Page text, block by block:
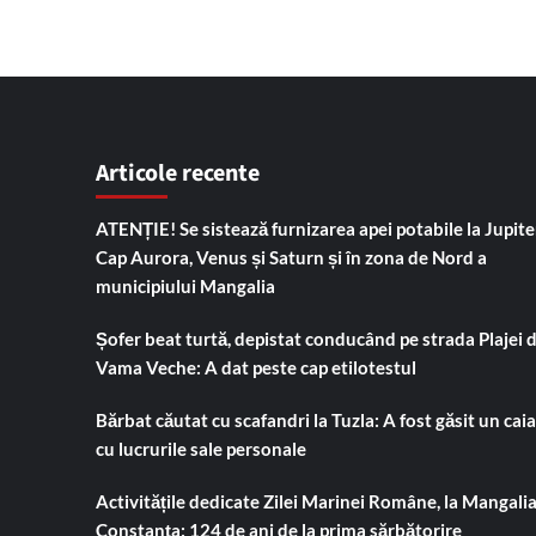
Articole recente
ATENȚIE! Se sistează furnizarea apei potabile la
Cap Aurora, Venus și Saturn și în zona de Nord a
municipiului Mangalia
Șofer beat turtă, depistat conducând pe strada Plajei
Vama Veche: A dat peste cap etilotestul
Bărbat căutat cu scafandri la Tuzla: A fost găsit un
cu lucrurile sale personale
Activitățile dedicate Zilei Marinei Române, la
Constanța: 124 de ani de la prima sărbătorire